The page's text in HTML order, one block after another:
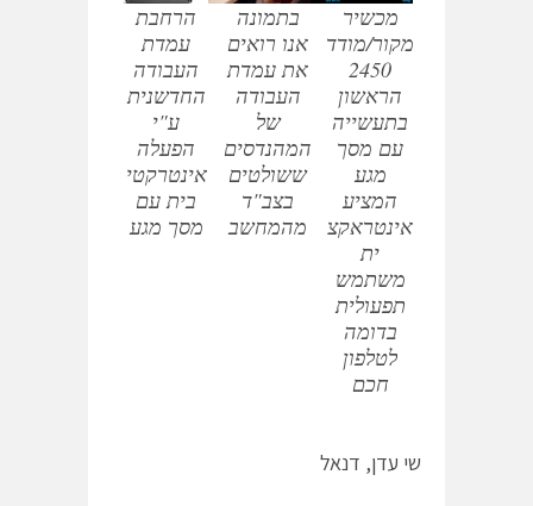
מכשיר
מקור/מודד
2450
הראשון
בתעשייה
עם מסך
מגע
המציע
אינטראקצ
ית
משתמש
תפעולית
בדומה
לטלפון
חכם
בתמונה
אנו רואים
את עמדת
העבודה
של
המהנדסים
ששולטים
בצב"ד
מהמחשב
הרחבת
עמדת
העבודה
החדשנית
ע"י
הפעלה
אינטרקטי
בית עם
מסך מגע
שי עדן, דנאל